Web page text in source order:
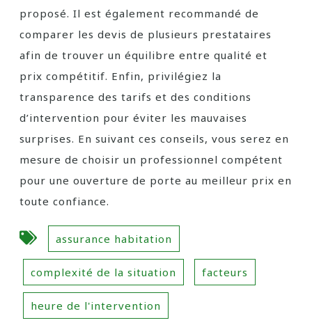
proposé. Il est également recommandé de
comparer les devis de plusieurs prestataires
afin de trouver un équilibre entre qualité et
prix compétitif. Enfin, privilégiez la
transparence des tarifs et des conditions
d’intervention pour éviter les mauvaises
surprises. En suivant ces conseils, vous serez en
mesure de choisir un professionnel compétent
pour une ouverture de porte au meilleur prix en
toute confiance.
assurance habitation
complexité de la situation facteurs
heure de l'intervention